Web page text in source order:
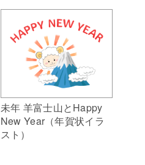
未年 羊富士山とHappy
New Year（年賀状イラ
スト）